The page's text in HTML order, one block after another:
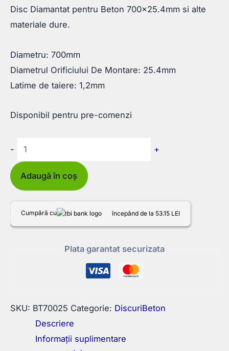
Disc Diamantat pentru Beton 700×25.4mm si alte
materiale dure.
Diametru: 700mm
Diametrul Orificiului De Montare: 25.4mm
Latime de taiere: 1,2mm
Disponibil pentru pre-comenzi
-
Cantitate
Disc
Diamantat
pentru
+
Adaugă în coș
Cumpără cu începând de la 53.15 LEI
Plata garantat securizata
SKU: BT70025 Categorie: DiscuriBeton
Descriere
Informații suplimentare